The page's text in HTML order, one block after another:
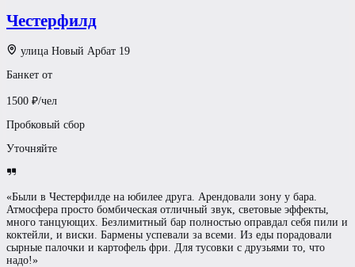
Честерфилд
улица Новый Арбат 19
Банкет от
1500 ₽/чел
Пробковый сбор
Уточняйте
«Были в Честерфилде на юбилее друга. Арендовали зону у бара.
Атмосфера просто бомбическая отличный звук, световые эффекты,
много танцующих. Безлимитный бар полностью оправдал себя пили и
коктейли, и виски. Бармены успевали за всеми. Из еды порадовали
сырные палочки и картофель фри. Для тусовки с друзьями то, что
надо!»